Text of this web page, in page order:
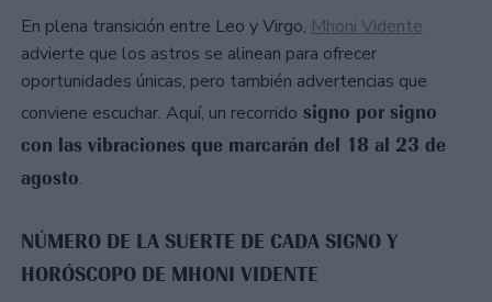
En plena transición entre Leo y Virgo, Mhoni Vidente
advierte que los astros se alinean para ofrecer
oportunidades únicas, pero también advertencias que
conviene escuchar. Aquí, un recorrido signo por signo
con las vibraciones que marcarán del 18 al 23 de
agosto.
NÚMERO DE LA SUERTE DE CADA SIGNO Y
HORÓSCOPO DE MHONI VIDENTE